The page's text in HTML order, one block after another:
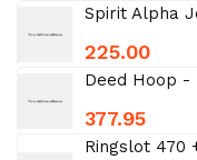
Spirit Alpha
225.00
Deed Hoop -
377.95
Ringslot 470